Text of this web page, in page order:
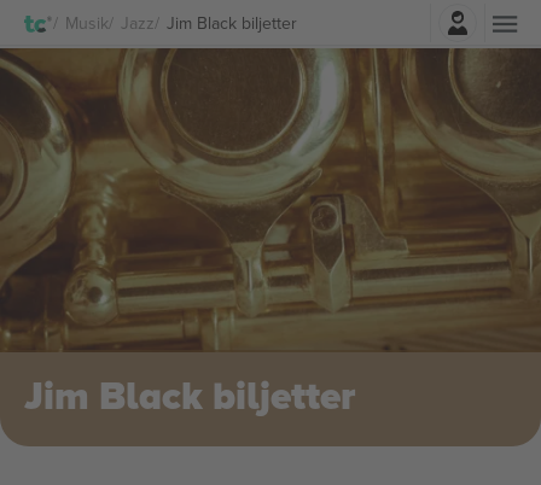
Musik Jazz Jim Black biljetter
Jim Black biljetter